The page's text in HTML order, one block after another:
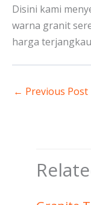
Disini kami
warna granit
harga
← Previous Post